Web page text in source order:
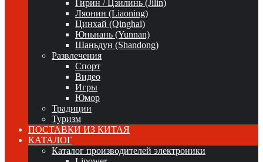
Гирин / Цзилинь (Jilin)
Ляонин (Liaoning)
Цинхай (Qinghai)
Юньнань (Yunnan)
Шаньдун (Shandong)
Развлечения
Спорт
Видео
Игры
Юмор
Традиции
Туризм
ПОСТАВКИ ИЗ КИТАЯ
КАТАЛОГ
Каталог производителей электроники